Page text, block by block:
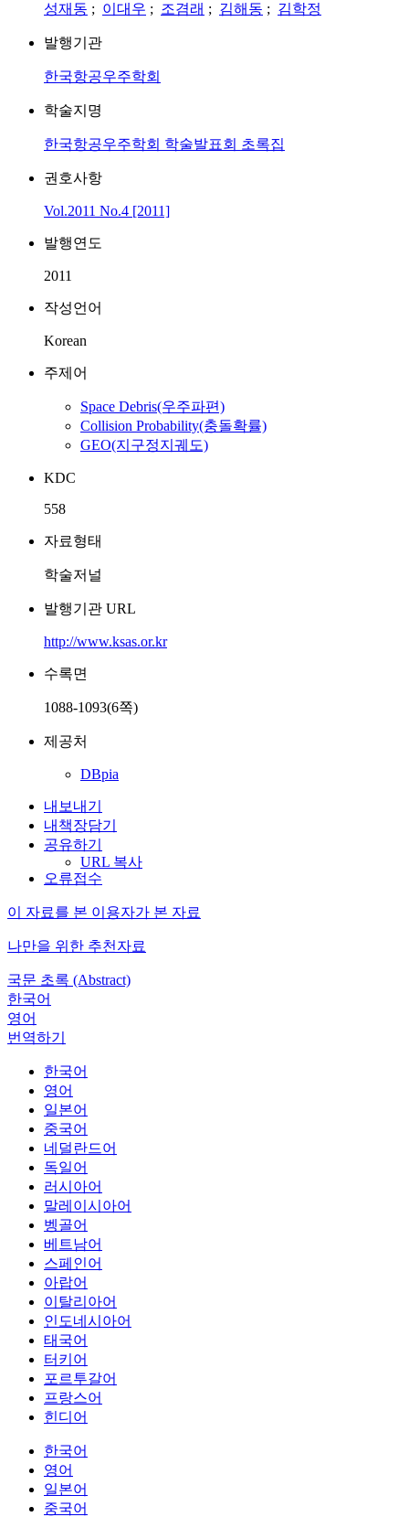
성재동 ; 이대우 ; 조겸래 ; 김해동 ; 김학정
발행기관
한국항공우주학회
학술지명
한국항공우주학회 학술발표회 초록집
권호사항
Vol.2011 No.4 [2011]
발행연도
2011
작성언어
Korean
주제어
Space Debris(우주파편)
Collision Probability(충돌확률)
GEO(지구정지궤도)
KDC
558
자료형태
학술저널
발행기관 URL
http://www.ksas.or.kr
수록면
1088-1093(6쪽)
제공처
DBpia
내보내기
내책장담기
공유하기
URL 복사
오류접수
이 자료를 본 이용자가 본 자료
나만을 위한 추천자료
국문 초록 (Abstract)
한국어
영어
번역하기
한국어
영어
일본어
중국어
네덜란드어
독일어
러시아어
말레이시아어
벵골어
베트남어
스페인어
아랍어
이탈리아어
인도네시아어
태국어
터키어
포르투갈어
프랑스어
힌디어
한국어
영어
일본어
중국어